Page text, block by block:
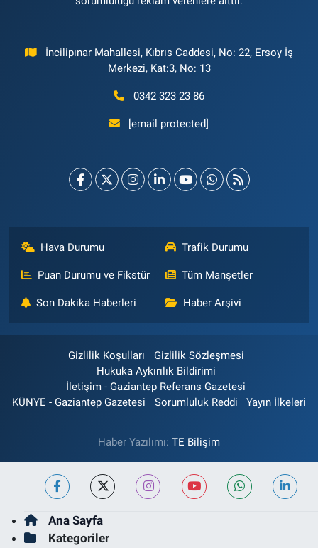
İncilipınar Mahallesi, Kıbrıs Caddesi, No: 22, Ersoy İş
Merkezi, Kat:3, No: 13
0342 323 23 86
[email protected]
Hava Durumu Trafik Durumu
Puan Durumu ve Fikstür Tüm Manşetler
Son Dakika Haberleri Haber Arşivi
Gizlilik Koşulları
Gizlilik Sözleşmesi
Hukuka Aykırılık Bildirimi
İletişim - Gaziantep Referans Gazetesi
KÜNYE - Gaziantep Gazetesi
Sorumluluk Reddi Yayın İlkeleri
Haber Yazılımı: TE Bilişim
Ana Sayfa
Kategoriler